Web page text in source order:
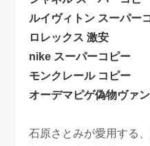
ルイヴィトン スーパー
ロレックス 激安
nike スーパーコピー
モンクレール コピー
オーデマピゲ偽物ヴァ
石原さとみが愛用する